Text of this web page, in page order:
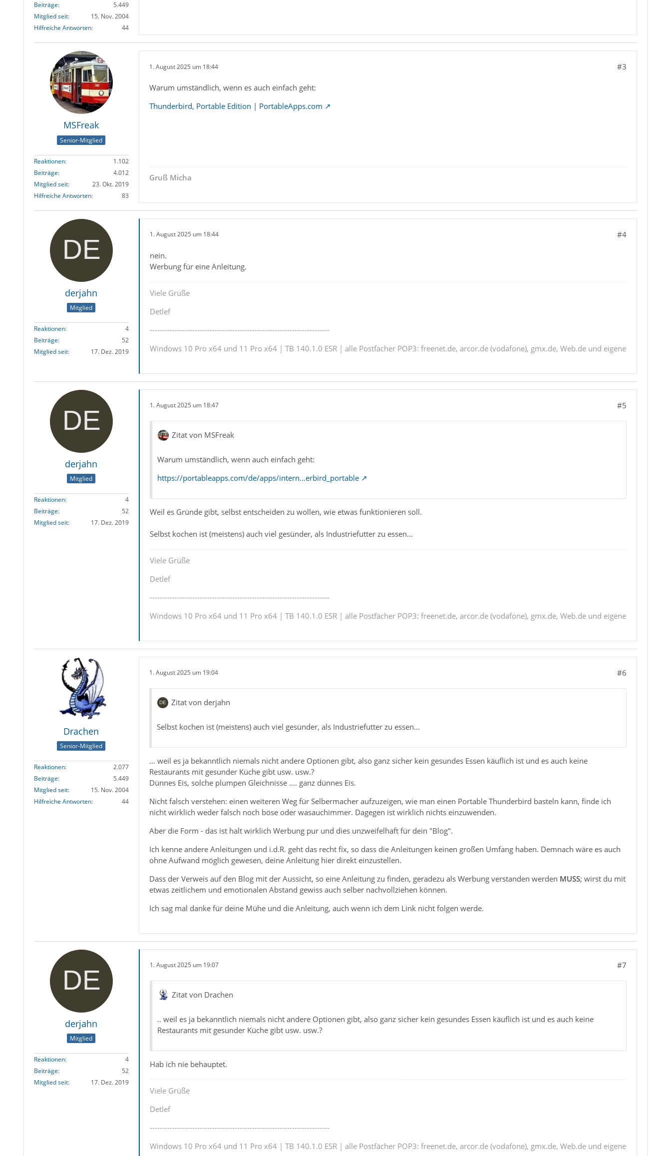
Beiträge
5.449
Mitglied seit
15. Nov. 2004
Hilfreiche Antworten
44
MSFreak
Senior-Mitglied
Reaktionen
1.102
Beiträge
4.012
Mitglied seit
23. Okt. 2019
Hilfreiche Antworten
83
1. August 2025 um 18:44 #3
Warum umständlich, wenn es auch einfach geht:
Thunderbird, Portable Edition | PortableApps.com
Gruß Micha
derjahn
Mitglied
Reaktionen
4
Beiträge
52
Mitglied seit
17. Dez. 2019
1. August 2025 um 18:44 #4
nein.
Werbung für eine Anleitung.
Viele Grüße
Detlef
------------------------------------------------------------------------
Windows 10 Pro x64 und 11 Pro x64 | TB 140.1.0 ESR | alle Postfächer POP3: freenet.de, arcor.de (vodafone), gmx.de, Web.de und eigene
derjahn
Mitglied
Reaktionen
4
Beiträge
52
Mitglied seit
17. Dez. 2019
1. August 2025 um 18:47 #5
Zitat von MSFreak
Warum umständlich, wenn auch einfach geht:
https://portableapps.com/de/apps/intern…erbird_portable
Weil es Gründe gibt, selbst entscheiden zu wollen, wie etwas funktionieren soll.
Selbst kochen ist (meistens) auch viel gesünder, als Industriefutter zu essen...
Viele Grüße
Detlef
------------------------------------------------------------------------
Windows 10 Pro x64 und 11 Pro x64 | TB 140.1.0 ESR | alle Postfächer POP3: freenet.de, arcor.de (vodafone), gmx.de, Web.de und eigene
Drachen
Senior-Mitglied
Reaktionen
2.077
Beiträge
5.449
Mitglied seit
15. Nov. 2004
Hilfreiche Antworten
44
1. August 2025 um 19:04 #6
Zitat von derjahn
Selbst kochen ist (meistens) auch viel gesünder, als Industriefutter zu essen...
... weil es ja bekanntlich niemals nicht andere Optionen gibt, also ganz sicher kein gesundes Essen käuflich ist und es auch keine
Restaurants mit gesunder Küche gibt usw. usw.?
Dünnes Eis, solche plumpen Gleichnisse .... ganz dünnes Eis.
Nicht falsch verstehen: einen weiteren Weg für Selbermacher aufzuzeigen, wie man einen Portable Thunderbird basteln kann, finde ich
nicht wirklich weder falsch noch böse oder wasauchimmer. Dagegen ist wirklich nichts einzuwenden.
Aber die Form - das ist halt wirklich Werbung pur und dies unzweifelhaft für dein "Blog".
Ich kenne andere Anleitungen und i.d.R. geht das recht fix, so dass die Anleitungen keinen großen Umfang haben. Demnach wäre es auch
ohne Aufwand möglich gewesen, deine Anleitung hier direkt einzustellen.
Dass der Verweis auf den Blog mit der Aussicht, so eine Anleitung zu finden, geradezu als Werbung verstanden werden MUSS; wirst du mit
etwas zeitlichem und emotionalen Abstand gewiss auch selber nachvollziehen können.
Ich sag mal danke für deine Mühe und die Anleitung, auch wenn ich dem Link nicht folgen werde.
derjahn
Mitglied
Reaktionen
4
Beiträge
52
Mitglied seit
17. Dez. 2019
1. August 2025 um 19:07 #7
Zitat von Drachen
.. weil es ja bekanntlich niemals nicht andere Optionen gibt, also ganz sicher kein gesundes Essen käuflich ist und es auch keine
Restaurants mit gesunder Küche gibt usw. usw.?
Hab ich nie behauptet.
Viele Grüße
Detlef
------------------------------------------------------------------------
Windows 10 Pro x64 und 11 Pro x64 | TB 140.1.0 ESR | alle Postfächer POP3: freenet.de, arcor.de (vodafone), gmx.de, Web.de und eigene